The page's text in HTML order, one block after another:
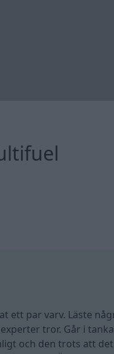
ett par varv. Läste
tror. Går i
och den trots att